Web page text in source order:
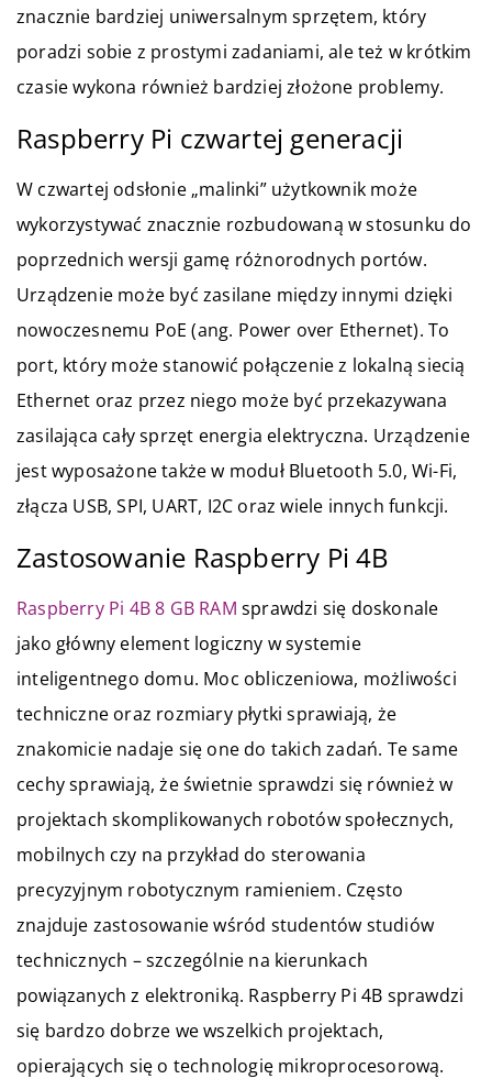
znacznie bardziej uniwersalnym sprzętem, który
poradzi sobie z prostymi zadaniami, ale też w krótkim
czasie wykona również bardziej złożone problemy.
Raspberry Pi czwartej generacji
W czwartej odsłonie „malinki” użytkownik może
wykorzystywać znacznie rozbudowaną w stosunku do
poprzednich wersji gamę różnorodnych portów.
Urządzenie może być zasilane między innymi dzięki
nowoczesnemu PoE (ang. Power over Ethernet). To
port, który może stanowić połączenie z lokalną siecią
Ethernet oraz przez niego może być przekazywana
zasilająca cały sprzęt energia elektryczna. Urządzenie
jest wyposażone także w moduł Bluetooth 5.0, Wi-Fi,
złącza USB, SPI, UART, I2C oraz wiele innych funkcji.
Zastosowanie Raspberry Pi 4B
Raspberry Pi 4B 8 GB RAM sprawdzi się doskonale
jako główny element logiczny w systemie
inteligentnego domu. Moc obliczeniowa, możliwości
techniczne oraz rozmiary płytki sprawiają, że
znakomicie nadaje się one do takich zadań. Te same
cechy sprawiają, że świetnie sprawdzi się również w
projektach skomplikowanych robotów społecznych,
mobilnych czy na przykład do sterowania
precyzyjnym robotycznym ramieniem. Często
znajduje zastosowanie wśród studentów studiów
technicznych – szczególnie na kierunkach
powiązanych z elektroniką. Raspberry Pi 4B sprawdzi
się bardzo dobrze we wszelkich projektach,
opierających się o technologię mikroprocesorową.